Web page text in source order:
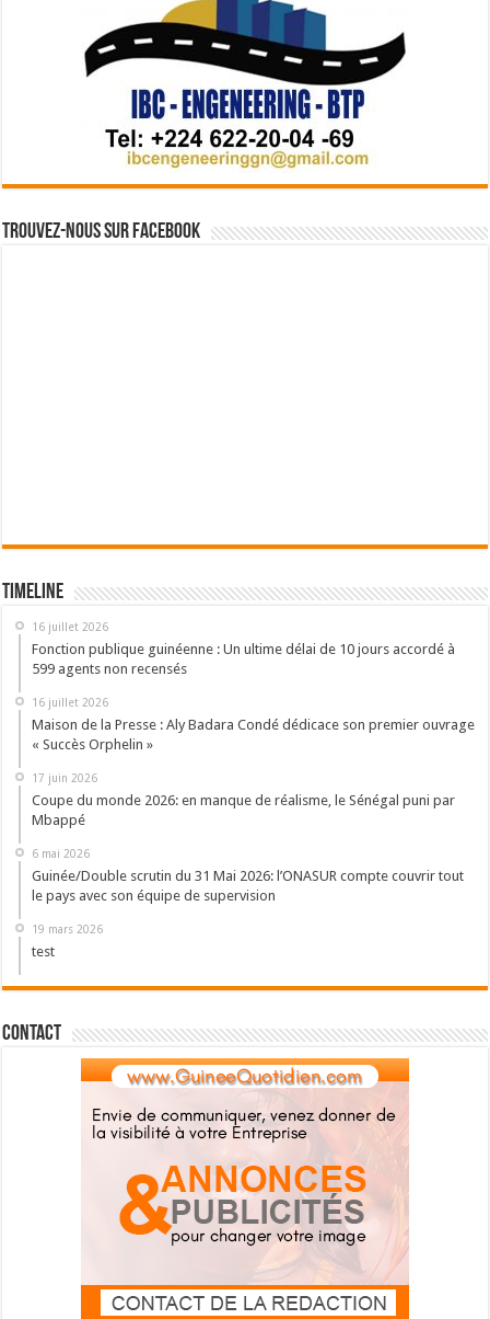
Trouvez-nous sur Facebook
Timeline
16 juillet 2026
Fonction publique guinéenne : Un ultime délai de 10 jours accordé à
599 agents non recensés
16 juillet 2026
Maison de la Presse : Aly Badara Condé dédicace son premier ouvrage
« Succès Orphelin »
17 juin 2026
Coupe du monde 2026: en manque de réalisme, le Sénégal puni par
Mbappé
6 mai 2026
Guinée/Double scrutin du 31 Mai 2026: l’ONASUR compte couvrir tout
le pays avec son équipe de supervision
19 mars 2026
test
Contact